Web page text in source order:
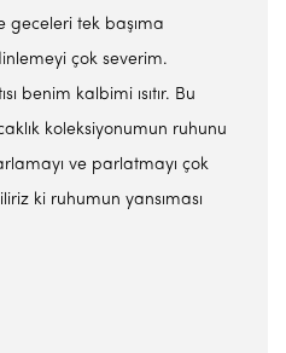
geceleri tek başıma
çok severim.
benim kalbimi ısıtır. Bu
koleksiyonumun ruhunu
ve parlatmayı çok
ki ruhumun yansıması